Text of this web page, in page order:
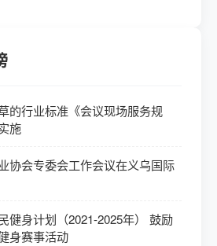
的行业标准《会议现场服务规
施
协会专委会工作会议在义乌国际
健身计划（2021-2025年） 鼓励
身赛事活动